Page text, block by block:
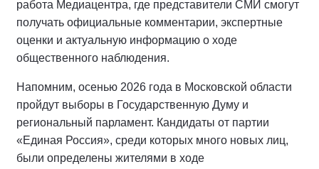
работа Медиацентра, где представители СМИ смогут
получать официальные комментарии, экспертные
оценки и актуальную информацию о ходе
общественного наблюдения.
Напомним, осенью 2026 года в Московской области
пройдут выборы в Государственную Думу и
региональный парламент. Кандидаты от партии
«Единая Россия», среди которых много новых лиц,
были определены жителями в ходе